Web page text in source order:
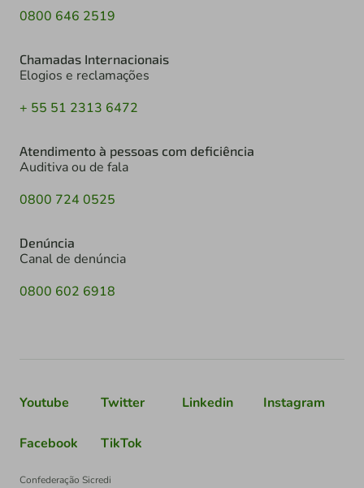
0800 646 2519
Chamadas Internacionais
Elogios e reclamações
+ 55 51 2313 6472
Atendimento à pessoas com deficiência
Auditiva ou de fala
0800 724 0525
Denúncia
Canal de denúncia
0800 602 6918
Youtube Twitter Linkedin Instagram
Facebook TikTok
Confederação Sicredi